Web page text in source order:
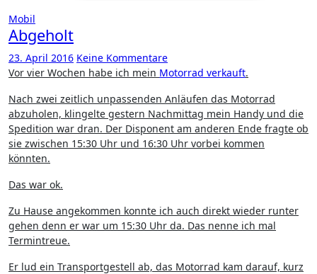
Mobil
Abgeholt
23. April 2016 Keine Kommentare
Vor vier Wochen habe ich mein Motorrad verkauft.
Nach zwei zeitlich unpassenden Anläufen das Motorrad
abzuholen, klingelte gestern Nachmittag mein Handy und die
Spedition war dran. Der Disponent am anderen Ende fragte ob
sie zwischen 15:30 Uhr und 16:30 Uhr vorbei kommen
könnten.
Das war ok.
Zu Hause angekommen konnte ich auch direkt wieder runter
gehen denn er war um 15:30 Uhr da. Das nenne ich mal
Termintreue.
Er lud ein Transportgestell ab, das Motorrad kam darauf, kurz